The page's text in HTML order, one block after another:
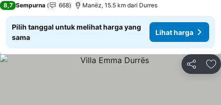
8,7 Sempurna 668 Manëz, 15.5 km dari Durres
Pilih tanggal untuk melihat harga yang
sama
Lihat harga
Bagikan